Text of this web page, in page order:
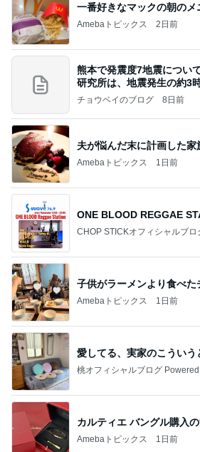
一番好きなマックの朝のメ
Amebaトピックス 2日前
熊本で発震度7地震につい
研究所は、地震発生の約3
した
チョウベイのブログ 8日前
夫が悩んだ末に計画した家
Amebaトピックス 1日前
ONE BLOOD REGGAE
CHOP STICKオフィシャルブロ
子供がラーメンより食べた
Amebaトピックス 1日前
愛してる、実家のこういう
桃オフィシャルブログ
カルティエ バングル購入
Amebaトピックス 1日前